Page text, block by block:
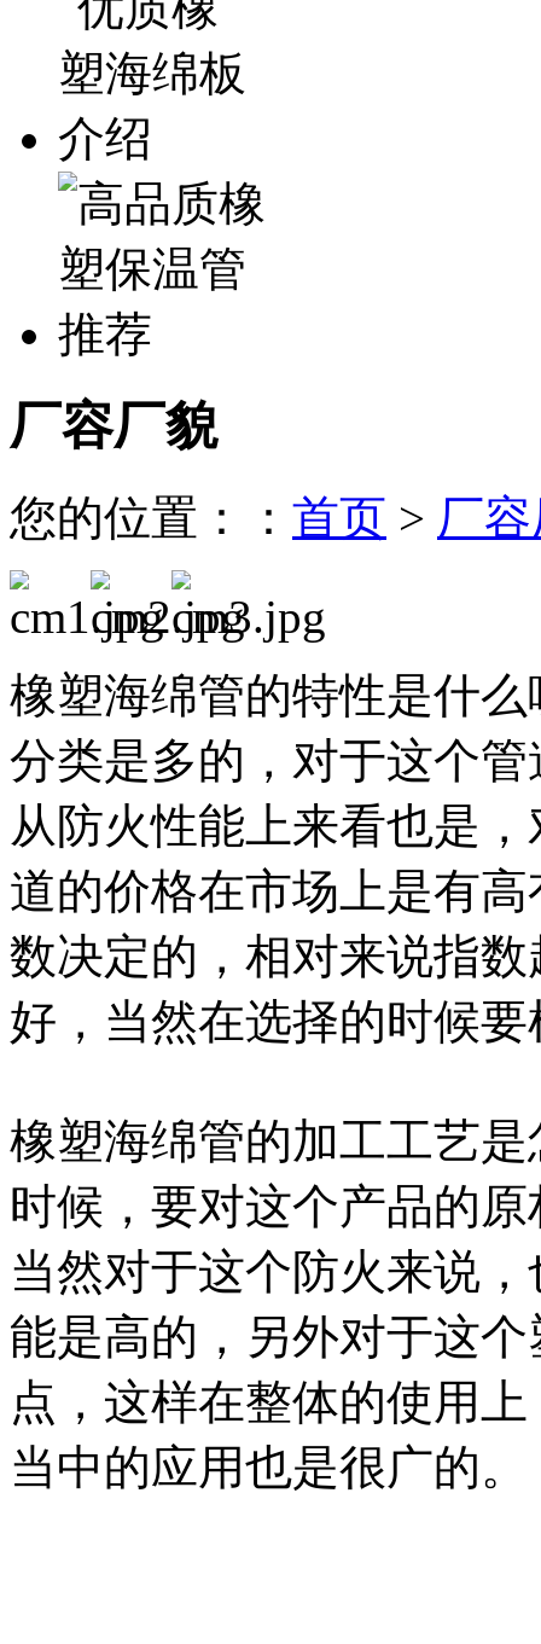
厂容厂貌
您的位置：： 首页 > 厂
橡塑海绵管的特性是什
分类是多的，对于这个
从防火性能上来看也是
道的价格在市场上是有
数决定的，相对来说指
好，当然在选择的时候
橡塑海绵管的加工工艺
时候，要对这个产品的
当然对于这个防火来说
能是高的，另外对于这
点，这样在整体的使用
当中的应用也是很广的。